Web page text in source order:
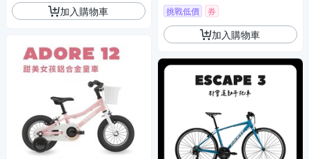
加入購物車 挑戰低價 券
加入購物車